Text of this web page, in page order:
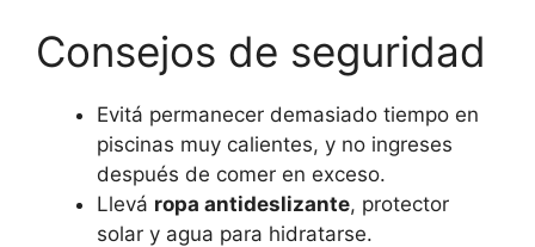
Consejos de seguridad
Evitá permanecer demasiado tiempo en
piscinas muy calientes, y no ingreses
después de comer en exceso.
Llevá ropa antideslizante, protector
solar y agua para hidratarse.